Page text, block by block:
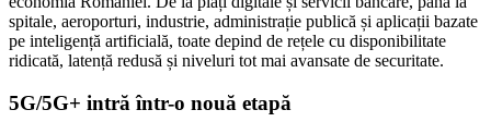
spitale, aeroporturi, industrie, administrație publică și aplicații bazate
pe inteligență artificială, toate depind de rețele cu disponibilitate
ridicată, latență redusă și niveluri tot mai avansate de securitate.
5G/5G+ intră într-o nouă etapă